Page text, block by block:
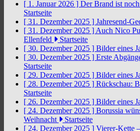
[ 1. Januar 2026 ] Der Brand ist
Startseite
[ 31. Dezember 2025 ] Jahresend-
[ 31. Dezember 2025 ] Auch Nico
Ellenfeld
Startseite
[ 30. Dezember 2025 ] Bilder eines
[ 30. Dezember 2025 ] Erste
Startseite
[ 29. Dezember 2025 ] Bilder eines
[ 28. Dezember 2025 ] Rückschau:
Startseite
[ 26. Dezember 2025 ] Bilder eines
[ 24. Dezember 2025 ] Borussia
Weihnacht
Startseite
[ 24. Dezember 2025 ] Vierer-Kette